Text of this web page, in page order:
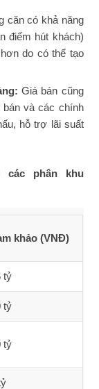
căn có khả năng
điểm hút khách)
do có thể tạo
Giá bán cũng
và các chính
hỗ trợ lãi suất
các phân khu
khảo (VNĐ)
tỷ
tỷ
tỷ